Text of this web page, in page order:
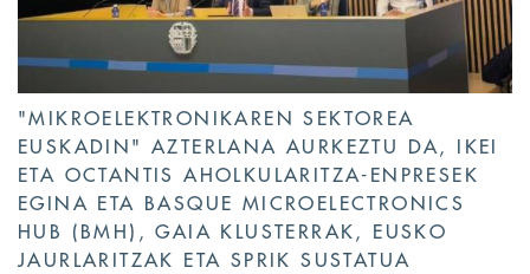
"MIKROELEKTRONIKAREN SEKTOREA
EUSKADIN" AZTERLANA AURKEZTU DA, IKEI
ETA OCTANTIS AHOLKULARITZA-ENPRESEK
EGINA ETA BASQUE MICROELECTRONICS
HUB (BMH), GAIA KLUSTERRAK, EUSKO
JAURLARITZAK ETA SPRIK SUSTATUA